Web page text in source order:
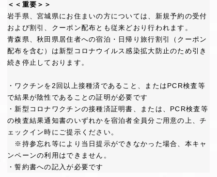
＜＜重要＞＞
岩手県、宮城県にお住まいの方については、新規予約の受付
および割引、クーポン配布とも従来どおり行われます。
青森県、秋田県居住者への宿泊・日帰り旅行割引（クーポン
配布を含む）は新型コロナウイルス感染拡大防止のため引き
続き停止しております。
・ワクチンを2回以上接種済であること、またはPCR検査等
で結果が陰性であることの証明が必要です
・新型コロナワクチンの接種済証明書、または、PCR検査等
の検査結果通知書のいずれかを宿泊者全員分ご用意の上、チ
ェックイン時にご提示ください。
※持参忘れ等により当日提示ができなかった場合、本キャ
ンペーンの利用はできません。
・誓約書への記入が必要です